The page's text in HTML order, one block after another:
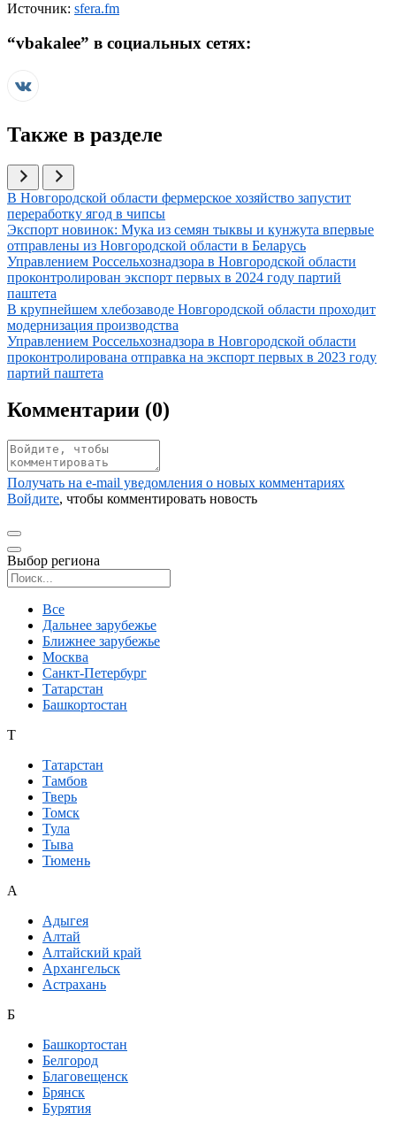
Источник: sfera.fm
“vbakalee” в социальных сетях:
Также в разделе
Иллюстрация новости
В Новгородской области фермерское хозяйство запустит
переработку ягод в чипсы
Иллюстрация новости
Экспорт новинок: Мука из семян тыквы и кунжута впервые
отправлены из Новгородской области в Беларусь
Иллюстрация новости
Управлением Россельхознадзора в Новгородской области
проконтролирован экспорт первых в 2024 году партий
паштета
Иллюстрация новости
В крупнейшем хлебозаводе Новгородской области проходит
модернизация производства
Иллюстрация новости
Управлением Россельхознадзора в Новгородской области
проконтролирована отправка на экспорт первых в 2023 году
партий паштета
Комментарии (0)
Получать на e‑mail уведомления о новых комментариях
Войдите, чтобы комментировать новость
Выбор региона
Все
Дальнее зарубежье
Ближнее зарубежье
Москва
Санкт-Петербург
Татарстан
Башкортостан
Т
Татарстан
Тамбов
Тверь
Томск
Тула
Тыва
Тюмень
А
Адыгея
Алтай
Алтайский край
Архангельск
Астрахань
Б
Башкортостан
Белгород
Благовещенск
Брянск
Бурятия